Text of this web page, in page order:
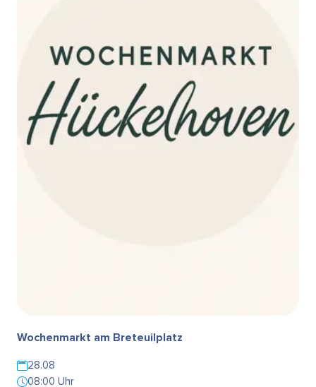
Wochenmarkt am Breteuilplatz
28.08
08:00 Uhr